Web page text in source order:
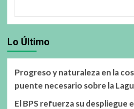
Lo Último
Progreso y naturaleza en la
puente necesario sobre la
El BPS refuerza su despliegue